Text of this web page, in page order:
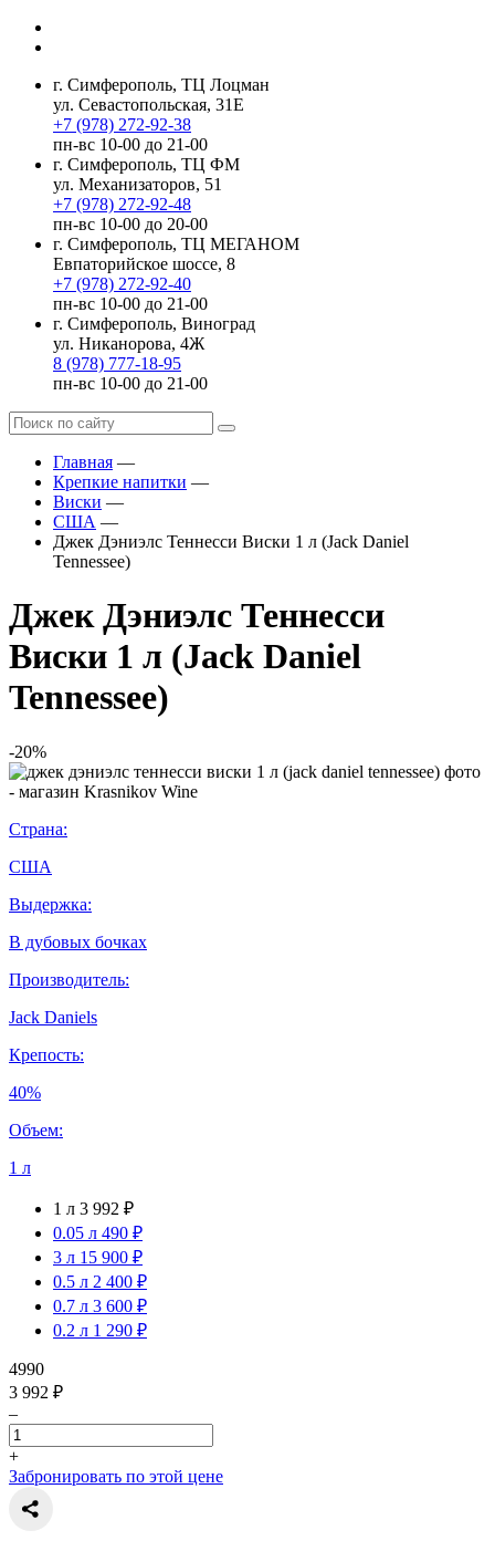
г. Симферополь, ТЦ Лоцман
ул. Севастопольская, 31Е
+7 (978) 272-92-38
пн-вс 10-00 до 21-00
г. Симферополь, ТЦ ФМ
ул. Механизаторов, 51
+7 (978) 272-92-48
пн-вс 10-00 до 20-00
г. Симферополь, ТЦ МЕГАНОМ
Евпаторийское шоссе, 8
+7 (978) 272-92-40
пн-вс 10-00 до 21-00
г. Симферополь, Виноград
ул. Никанорова, 4Ж
8 (978) 777-18-95
пн-вс 10-00 до 21-00
Главная —
Крепкие напитки —
Виски —
США —
Джек Дэниэлс Теннесси Виски 1 л (Jack Daniel
Tennessee)
Джек Дэниэлс Теннесси
Виски 1 л (Jack Daniel
Tennessee)
-20%
Страна:
США
Выдержка:
В дубовых бочках
Производитель:
Jack Daniels
Крепость:
40%
Объем:
1 л
1 л 3 992 ₽
0.05 л 490 ₽
3 л 15 900 ₽
0.5 л 2 400 ₽
0.7 л 3 600 ₽
0.2 л 1 290 ₽
4990
3 992 ₽
–
+
Забронировать по этой цене